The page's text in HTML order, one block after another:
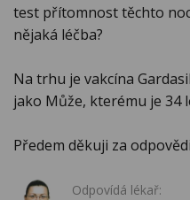
test přítomnost těchto
nějaká léčba?
Na trhu je vakcína
jako Může, kterému je 34
Předem děkuji za
Odpovídá lékař: